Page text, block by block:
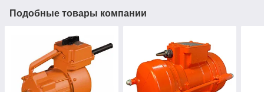
Подобные товары компании